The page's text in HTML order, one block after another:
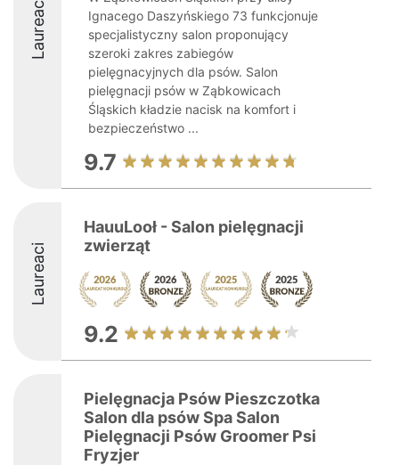
Laureaci
Ignacego Daszyńskiego 73 funkcjonuje
specjalistyczny salon proponujący
szeroki zakres zabiegów
pielęgnacyjnych dla psów. Salon
pielęgnacji psów w Ząbkowicach
Śląskich kładzie nacisk na komfort i
bezpieczeństwo ...
9.7
Laureaci
HauuLooł - Salon pielęgnacji
zwierząt
9.2
Pielęgnacja Psów Pieszczotka
Salon dla psów Spa Salon
Pielęgnacji Psów Groomer Psi
Fryzjer